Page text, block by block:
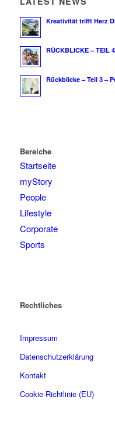
Kreativität trifft Herz
RÜCKBLICKE – TEIL
Rückblicke – Teil 3 –
Bereiche
Startseite
myStory
People
Lifestyle
Corporate
Sports
Rechtliches
Impressum
Datenschutzerklärung
Kontakt
Cookie-Richtlinie (EU)